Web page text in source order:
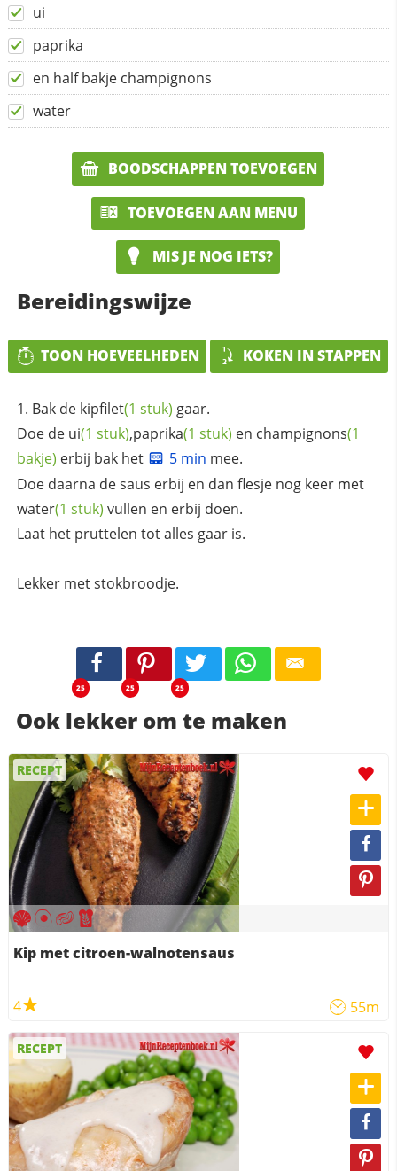
ui
paprika
en half bakje champignons
water
BOODSCHAPPEN TOEVOEGEN
TOEVOEGEN AAN MENU
MIS JE NOG IETS?
Bereidingswijze
TOON HOEVEELHEDEN KOKEN IN STAPPEN
Bak de kipfilet(1 stuk) gaar.
Doe de ui(1 stuk),paprika(1 stuk) en champignons(1
bakje) erbij bak het 5 min mee.
Doe daarna de saus erbij en dan flesje nog keer met
water(1 stuk) vullen en erbij doen.
Laat het pruttelen tot alles gaar is.
Lekker met stokbroodje.
25 25 25
Ook lekker om te maken
RECEPT
Kip met citroen-walnotensaus
4 55m
RECEPT